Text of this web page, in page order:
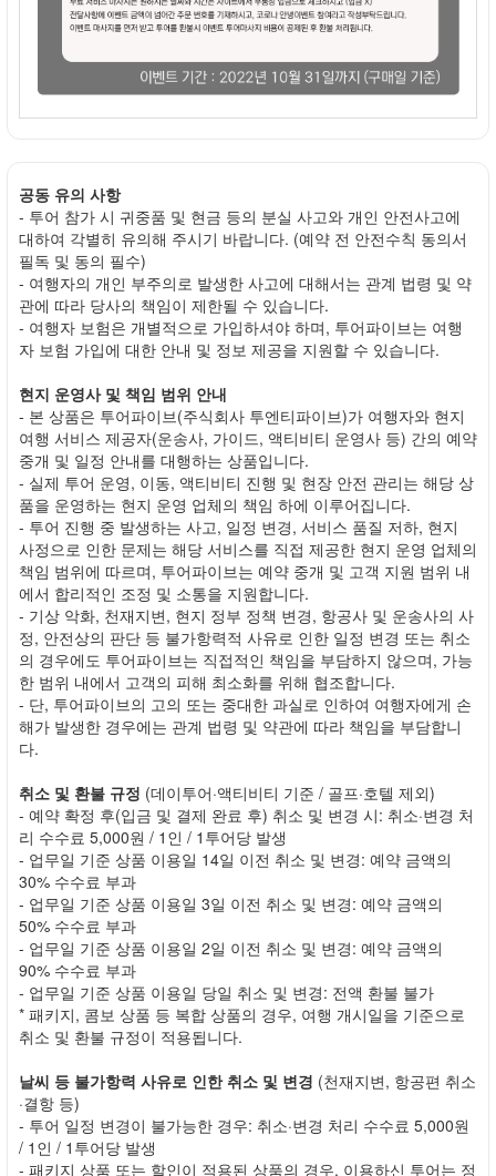
공동 유의 사항
- 투어 참가 시 귀중품 및 현금 등의 분실 사고와 개인 안전사고에
대하여 각별히 유의해 주시기 바랍니다. (예약 전 안전수칙 동의서
필독 및 동의 필수)
- 여행자의 개인 부주의로 발생한 사고에 대해서는 관계 법령 및 약
관에 따라 당사의 책임이 제한될 수 있습니다.
- 여행자 보험은 개별적으로 가입하셔야 하며, 투어파이브는 여행
자 보험 가입에 대한 안내 및 정보 제공을 지원할 수 있습니다.
현지 운영사 및 책임 범위 안내
- 본 상품은 투어파이브(주식회사 투엔티파이브)가 여행자와 현지
여행 서비스 제공자(운송사, 가이드, 액티비티 운영사 등) 간의 예약
중개 및 일정 안내를 대행하는 상품입니다.
- 실제 투어 운영, 이동, 액티비티 진행 및 현장 안전 관리는 해당 상
품을 운영하는 현지 운영 업체의 책임 하에 이루어집니다.
- 투어 진행 중 발생하는 사고, 일정 변경, 서비스 품질 저하, 현지
사정으로 인한 문제는 해당 서비스를 직접 제공한 현지 운영 업체의
책임 범위에 따르며, 투어파이브는 예약 중개 및 고객 지원 범위 내
에서 합리적인 조정 및 소통을 지원합니다.
- 기상 악화, 천재지변, 현지 정부 정책 변경, 항공사 및 운송사의 사
정, 안전상의 판단 등 불가항력적 사유로 인한 일정 변경 또는 취소
의 경우에도 투어파이브는 직접적인 책임을 부담하지 않으며, 가능
한 범위 내에서 고객의 피해 최소화를 위해 협조합니다.
- 단, 투어파이브의 고의 또는 중대한 과실로 인하여 여행자에게 손
해가 발생한 경우에는 관계 법령 및 약관에 따라 책임을 부담합니
다.
취소 및 환불 규정 (데이투어·액티비티 기준 / 골프·호텔 제외)
- 예약 확정 후(입금 및 결제 완료 후) 취소 및 변경 시: 취소·변경 처
리 수수료 5,000원 / 1인 / 1투어당 발생
- 업무일 기준 상품 이용일 14일 이전 취소 및 변경: 예약 금액의
30% 수수료 부과
- 업무일 기준 상품 이용일 3일 이전 취소 및 변경: 예약 금액의
50% 수수료 부과
- 업무일 기준 상품 이용일 2일 이전 취소 및 변경: 예약 금액의
90% 수수료 부과
- 업무일 기준 상품 이용일 당일 취소 및 변경: 전액 환불 불가
* 패키지, 콤보 상품 등 복합 상품의 경우, 여행 개시일을 기준으로
취소 및 환불 규정이 적용됩니다.
날씨 등 불가항력 사유로 인한 취소 및 변경 (천재지변, 항공편 취소
·결항 등)
- 투어 일정 변경이 불가능한 경우: 취소·변경 처리 수수료 5,000원
/ 1인 / 1투어당 발생
- 패키지 상품 또는 할인이 적용된 상품의 경우, 이용하신 투어는 정